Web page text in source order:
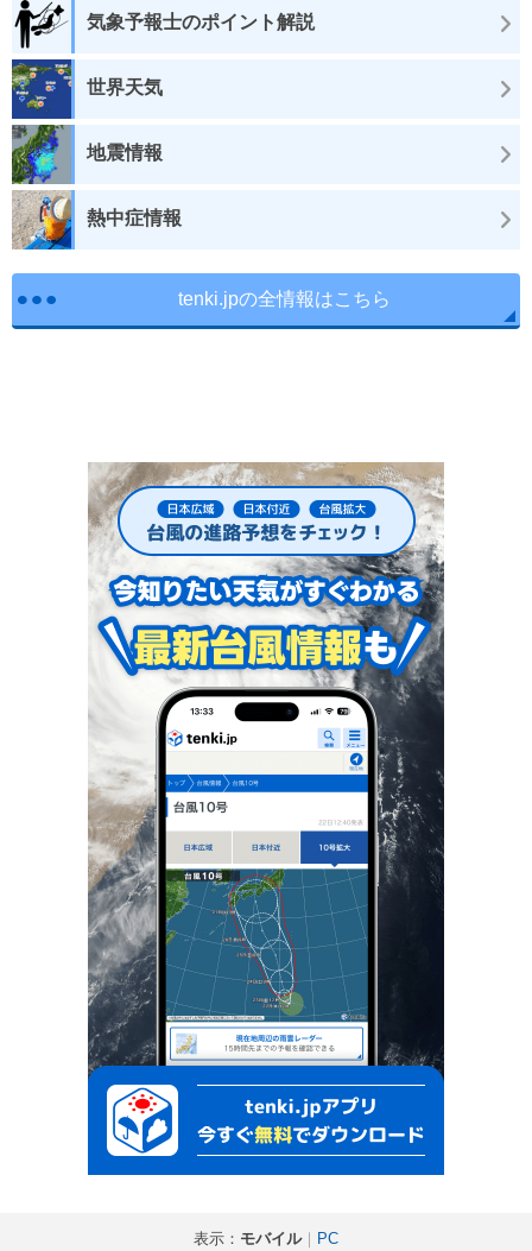
気象予報士のポイント解説
世界天気
地震情報
熱中症情報
tenki.jpの全情報はこちら
表示： モバイル｜ PC